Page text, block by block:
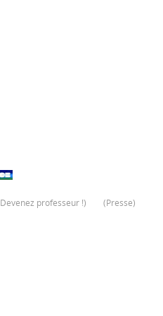
Devenez professeur !) (Presse)